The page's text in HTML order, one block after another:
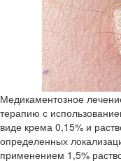
Медикаментозное
терапию с
виде крема 0,15% и
определенных
применением 1,5%